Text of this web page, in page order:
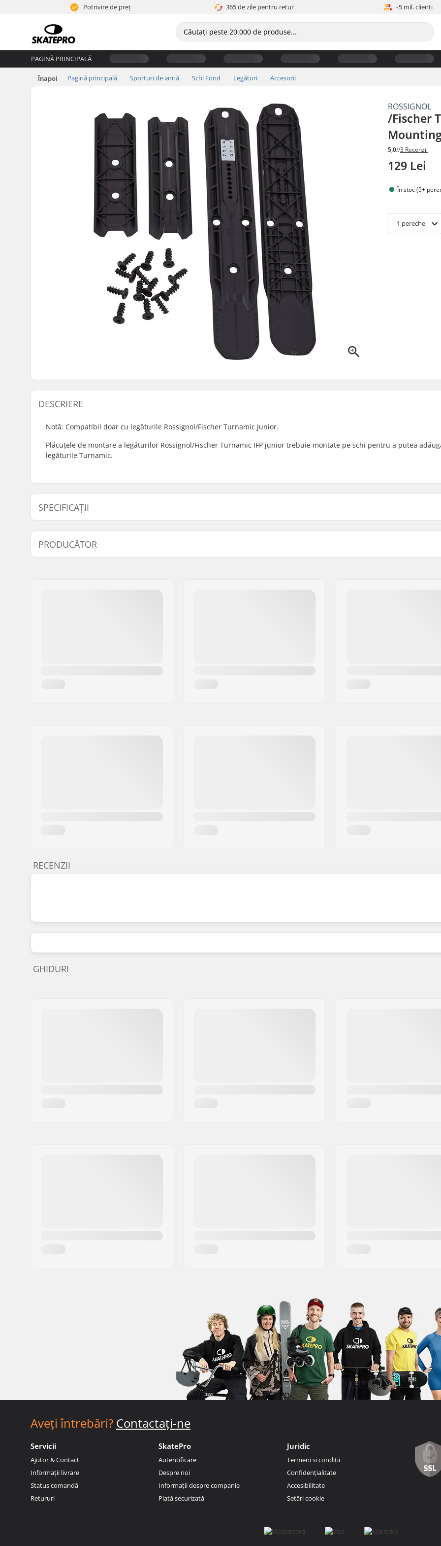
Potrivire de preț 365 de zile pentru retur +5 mil. clienți
PAGINĂ PRINCIPALĂ
Înapoi Pagină principală Sporturi de iarnă Schi Fond Legături Accesorii
ROSSIGNOL
/Fischer
5,0//3 Recenzii
129 Lei
În stoc (5+
1 pereche
DESCRIERE
Notă: Compatibil doar cu legăturile Rossignol/Fischer Turnamic Junior.
Plăcuțele de montare a legăturilor Rossignol/Fischer Turnamic IFP junior trebuie montate pe schi pentru a putea
legăturile Turnamic.
SPECIFICAȚII
Legături compatibile pentru placă: IFP Junior Turnamic
PRODUCĂTOR
RECENZII
GHIDURI
Aveți întrebări? Contactați-ne
Servicii
Ajutor & Contact
Informații livrare
Status comandă
Retururi
SkatePro
Autentificare
Despre noi
Informații despre companie
Plată securizată
Juridic
Termeni si condiții
Confidențialitate
Accesibilitate
Setări cookie